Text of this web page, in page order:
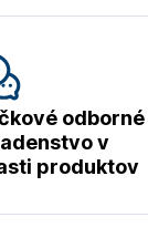
odborné
v
produktov